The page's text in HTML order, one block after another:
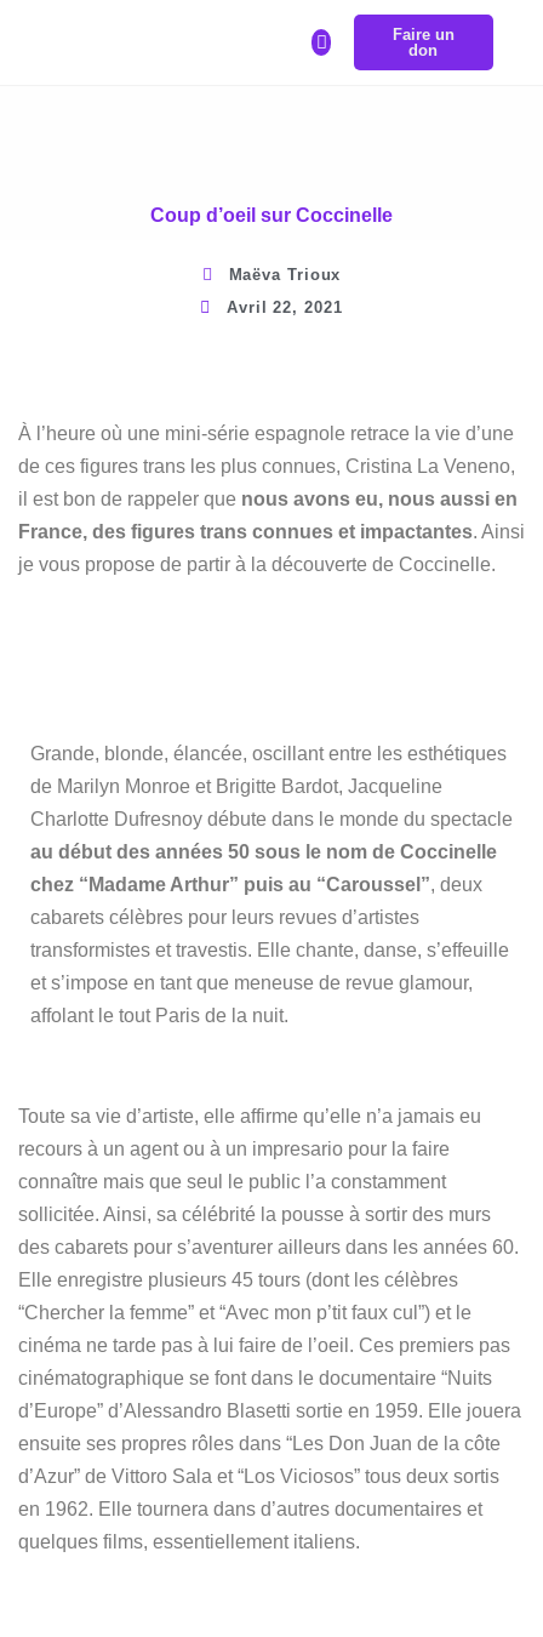
Faire un
don
Coup d’oeil sur Coccinelle
Maëva Trioux
Avril 22, 2021
À l’heure où une mini-série espagnole retrace la vie d’une
de ces figures trans les plus connues, Cristina La Veneno,
il est bon de rappeler que nous avons eu, nous aussi en
France, des figures trans connues et impactantes. Ainsi
je vous propose de partir à la découverte de Coccinelle.
Grande, blonde, élancée, oscillant entre les esthétiques
de Marilyn Monroe et Brigitte Bardot, Jacqueline
Charlotte Dufresnoy débute dans le monde du spectacle
au début des années 50 sous le nom de Coccinelle
chez “Madame Arthur” puis au “Caroussel”, deux
cabarets célèbres pour leurs revues d’artistes
transformistes et travestis. Elle chante, danse, s’effeuille
et s’impose en tant que meneuse de revue glamour,
affolant le tout Paris de la nuit.
Toute sa vie d’artiste, elle affirme qu’elle n’a jamais eu
recours à un agent ou à un impresario pour la faire
connaître mais que seul le public l’a constamment
sollicitée. Ainsi, sa célébrité la pousse à sortir des murs
des cabarets pour s’aventurer ailleurs dans les années 60.
Elle enregistre plusieurs 45 tours (dont les célèbres
“Chercher la femme” et “Avec mon p’tit faux cul”) et le
cinéma ne tarde pas à lui faire de l’oeil. Ces premiers pas
cinématographique se font dans le documentaire “Nuits
d’Europe” d’Alessandro Blasetti sortie en 1959. Elle jouera
ensuite ses propres rôles dans “Les Don Juan de la côte
d’Azur” de Vittoro Sala et “Los Viciosos” tous deux sortis
en 1962. Elle tournera dans d’autres documentaires et
quelques films, essentiellement italiens.